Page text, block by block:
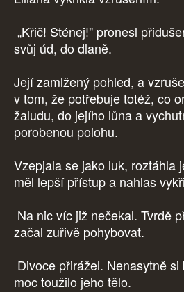
„Křič! Sténej!" pronesl
svůj úd, do dlaně.
Její zamlžený pohled, a
v tom, že potřebuje totéž, co
žaludu, do jejího lůna a
porobenou polohu.
Vzepjala se jako luk, roztáhla
měl lepší přístup a nahlas
Na nic víc již nečekal. Tvrdě
začal zuřivě pohybovat.
Divoce přirážel. Nenasytně
moc toužilo jeho tělo.